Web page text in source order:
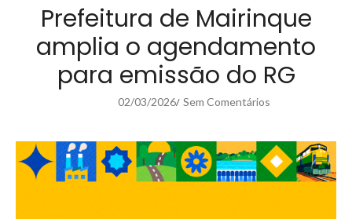
Prefeitura de Mairinque
amplia o agendamento
para emissão do RG
02/03/2026/ Sem Comentários